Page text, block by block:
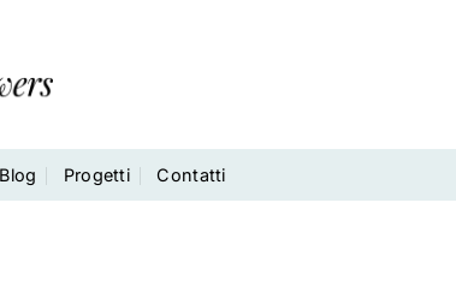
Blog Progetti Contatti